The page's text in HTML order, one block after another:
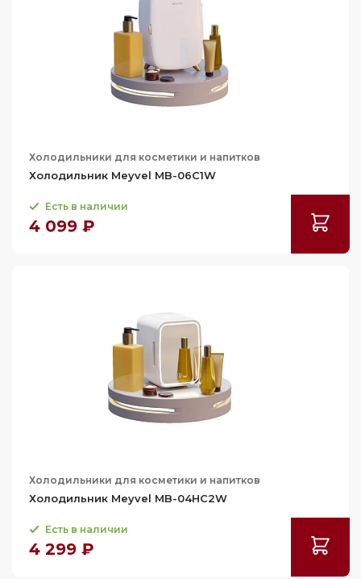
Холодильники для косметики и напитков
Холодильник Meyvel MB-06C1W
Есть в наличии
4 099 ₽
Холодильники для косметики и напитков
Холодильник Meyvel MB-04HC2W
Есть в наличии
4 299 ₽